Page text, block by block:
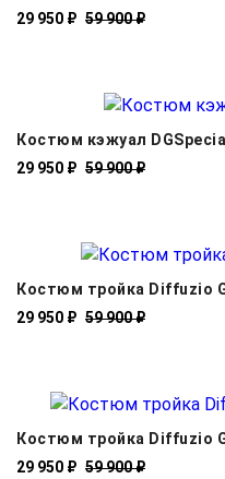
29 950 ₽ 59 900 ₽
Костюм кэжуал
29 950 ₽ 59 900 ₽
Костюм тройка Diffuzio
29 950 ₽ 59 900 ₽
Костюм тройка Diffuzio
29 950 ₽ 59 900 ₽